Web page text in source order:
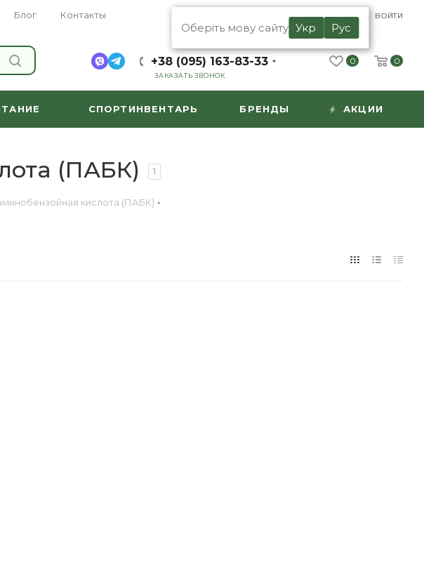
Блог Контакты RU
Оберіть мову сайту Укр Рус
ВОЙТИ
+38 (095) 163-83-33
ЗАКАЗАТЬ ЗВОНОК
0 0
СПОРТИНВЕНТАРЬ БРЕНДЫ АКЦИИ
(ПАБК) 1
кислота (ПАБК)